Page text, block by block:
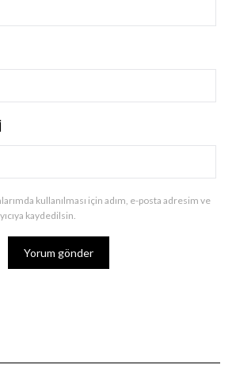
kullanılması için adım, e-posta adresim ve
kaydedilsin.